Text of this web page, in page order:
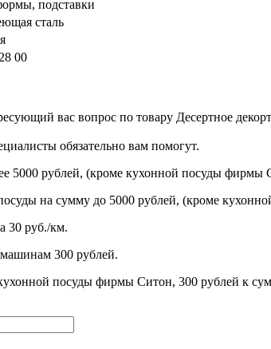
подставки
сталь
00
вас вопрос по товару Десертное
обязательно вам помогут.
5000 рублей, (кроме кухонной посуды фирмы
на сумму до 5000 рублей, (кроме
30 руб./км.
300 рублей.
посуды фирмы Ситон, 300 рублей к